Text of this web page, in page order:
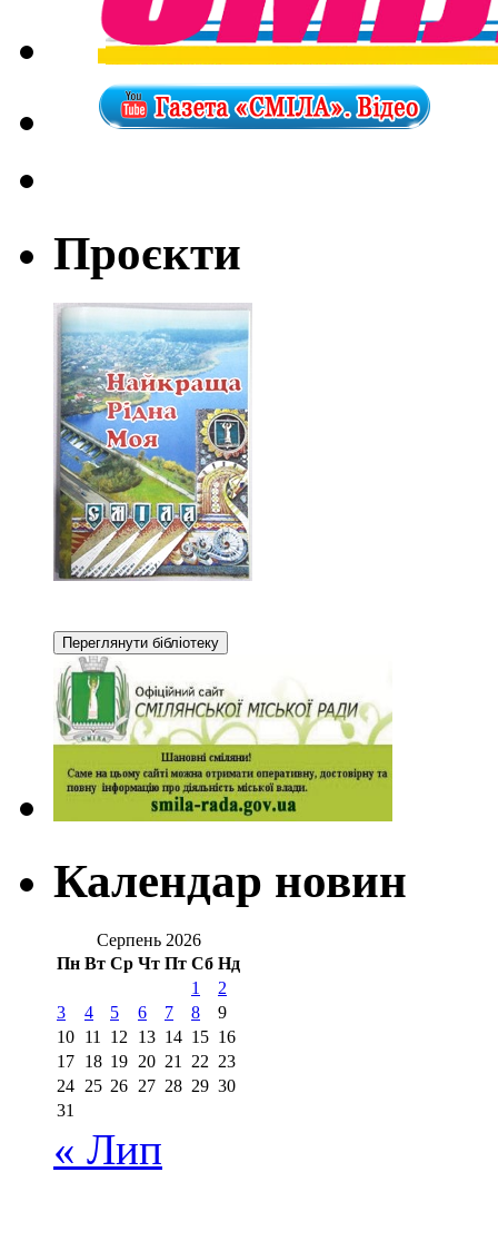
Проєкти
Календар новин
Серпень 2026
Пн Вт Ср Чт Пт Сб Нд
1
2
3
4 5 6 7 8
9
10 11 12 13 14 15 16
17 18 19 20 21 22 23
24 25 26 27 28 29 30
31
« Лип